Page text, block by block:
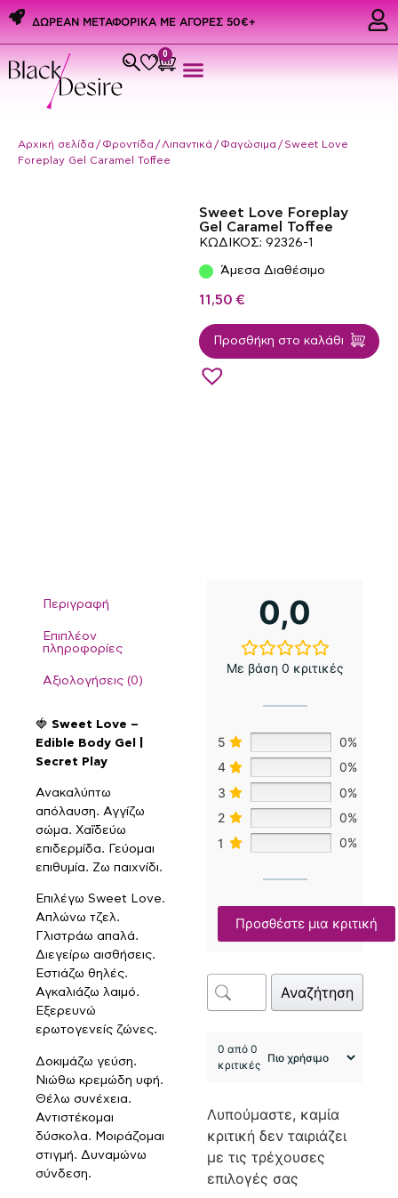
ΔΩΡΕΑΝ ΜΕΤΑΦΟΡΙΚΑ ME ΑΓΟΡΕΣ 50€+
0
Αρχική σελίδα / Φροντίδα / Λιπαντικά / Φαγώσιμα / Sweet Love
Foreplay Gel Caramel Toffee
Sweet Love Foreplay
Gel Caramel Toffee
ΚΩΔΙΚΟΣ: 92326-1
Άμεσα Διαθέσιμο
11,50 €
Προσθήκη στο καλάθι
0,0
Με βάση 0 κριτικές
5
0%
4
0%
3
0%
2
0%
1
0%
Προσθέστε μια κριτική
Αναζήτηση
0 από 0
κριτικές
Λυπούμαστε, καμία
κριτική δεν ταιριάζει
με τις τρέχουσες
επιλογές σας
Περιγραφή
Επιπλέον
πληροφορίες
Αξιολογήσεις (0)
🍓 Sweet Love –
Edible Body Gel |
Secret Play
Ανακαλύπτω
απόλαυση. Αγγίζω
σώμα. Χαϊδεύω
επιδερμίδα. Γεύομαι
επιθυμία. Ζω παιχνίδι.
Επιλέγω Sweet Love.
Απλώνω τζελ.
Γλιστράω απαλά.
Διεγείρω αισθήσεις.
Εστιάζω θηλές.
Αγκαλιάζω λαιμό.
Εξερευνώ
ερωτογενείς ζώνες.
Δοκιμάζω γεύση.
Νιώθω κρεμώδη υφή.
Θέλω συνέχεια.
Αντιστέκομαι
δύσκολα. Μοιράζομαι
στιγμή. Δυναμώνω
σύνδεση.